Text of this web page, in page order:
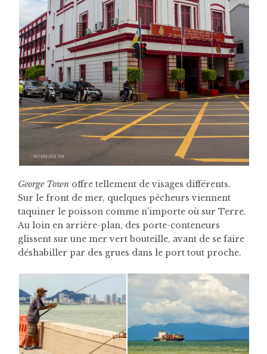
George Town offre tellement de visages différents.
Sur le front de mer, quelques pêcheurs viennent
taquiner le poisson comme n’importe où sur Terre.
Au loin en arrière-plan, des porte-conteneurs
glissent sur une mer vert bouteille, avant de se faire
déshabiller par des grues dans le port tout proche.